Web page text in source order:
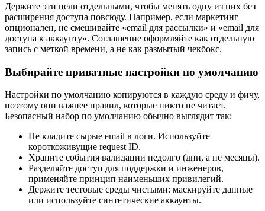
Держите эти цели отдельными, чтобы менять одну из них без
расширения доступа повсюду. Например, если маркетинг
опционален, не смешивайте «email для рассылки» и «email для
доступа к аккаунту». Соглашение оформляйте как отдельную
запись с меткой времени, а не как размытый чекбокс.
Выбирайте приватные настройки по умолчанию
Настройки по умолчанию копируются в каждую среду и фичу,
поэтому они важнее правил, которые никто не читает.
Безопасный набор по умолчанию обычно выглядит так:
Не кладите сырые email в логи. Используйте
короткоживущие request ID.
Храните события валидации недолго (дни, а не месяцы).
Разделяйте доступ для поддержки и инженеров,
применяйте принцип наименьших привилегий.
Держите тестовые среды чистыми: маскируйте данные
или используйте синтетические аккаунты.